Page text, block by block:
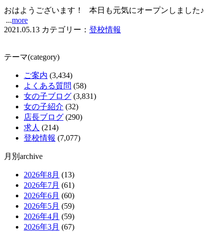
おはようございます！ 本日も元気にオープンしました♪
...more
2021.05.13 カテゴリー： 登校情報
テーマ(category)
ご案内 (3,434)
よくある質問 (58)
女の子ブログ (3,831)
女の子紹介 (32)
店長ブログ (290)
求人 (214)
登校情報 (7,077)
月別archive
2026年8月 (13)
2026年7月 (61)
2026年6月 (60)
2026年5月 (59)
2026年4月 (59)
2026年3月 (67)